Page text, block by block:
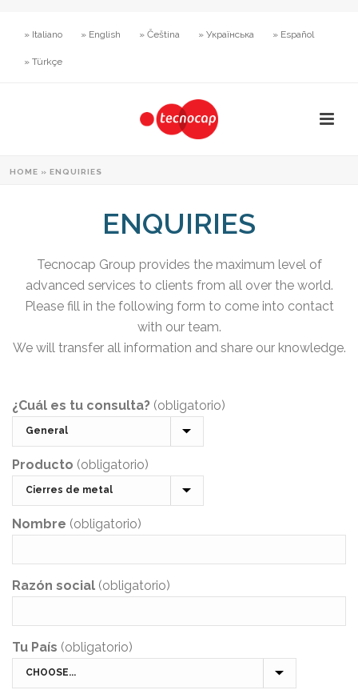
» Italiano » English » Čeština » Українська » Español
» Türkçe
HOME » ENQUIRIES
ENQUIRIES
Tecnocap Group provides the maximum level of
advanced services to clients from all over the world.
Please fill in the following form to come into contact
with our team.
We will transfer all information and share our knowledge.
¿Cuál es tu consulta? (obligatorio)
Producto (obligatorio)
Nombre (obligatorio)
Razón social (obligatorio)
Tu País (obligatorio)